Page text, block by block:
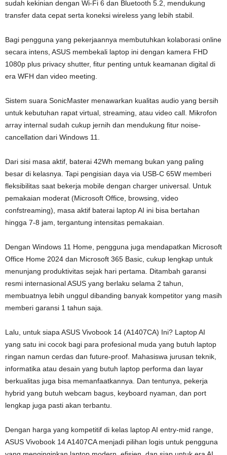
sudah kekinian dengan Wi-Fi 6 dan Bluetooth 5.2, mendukung
transfer data cepat serta koneksi wireless yang lebih stabil.
Bagi pengguna yang pekerjaannya membutuhkan kolaborasi online
secara intens, ASUS membekali laptop ini dengan kamera FHD
1080p plus privacy shutter, fitur penting untuk keamanan digital di
era WFH dan video meeting.
Sistem suara SonicMaster menawarkan kualitas audio yang bersih
untuk kebutuhan rapat virtual, streaming, atau video call. Mikrofon
array internal sudah cukup jernih dan mendukung fitur noise-
cancellation dari Windows 11.
Dari sisi masa aktif, baterai 42Wh memang bukan yang paling
besar di kelasnya. Tapi pengisian daya via USB-C 65W memberi
fleksibilitas saat bekerja mobile dengan charger universal. Untuk
pemakaian moderat (Microsoft Office, browsing, video
confstreaming), masa aktif baterai laptop AI ini bisa bertahan
hingga 7-8 jam, tergantung intensitas pemakaian.
Dengan Windows 11 Home, pengguna juga mendapatkan Microsoft
Office Home 2024 dan Microsoft 365 Basic, cukup lengkap untuk
menunjang produktivitas sejak hari pertama. Ditambah garansi
resmi internasional ASUS yang berlaku selama 2 tahun,
membuatnya lebih unggul dibanding banyak kompetitor yang masih
memberi garansi 1 tahun saja.
Lalu, untuk siapa ASUS Vivobook 14 (A1407CA) Ini? Laptop AI
yang satu ini cocok bagi para profesional muda yang butuh laptop
ringan namun cerdas dan future-proof. Mahasiswa jurusan teknik,
informatika atau desain yang butuh laptop performa dan layar
berkualitas juga bisa memanfaatkannya. Dan tentunya, pekerja
hybrid yang butuh webcam bagus, keyboard nyaman, dan port
lengkap juga pasti akan terbantu.
Dengan harga yang kompetitif di kelas laptop AI entry-mid range,
ASUS Vivobook 14 A1407CA menjadi pilihan logis untuk pengguna